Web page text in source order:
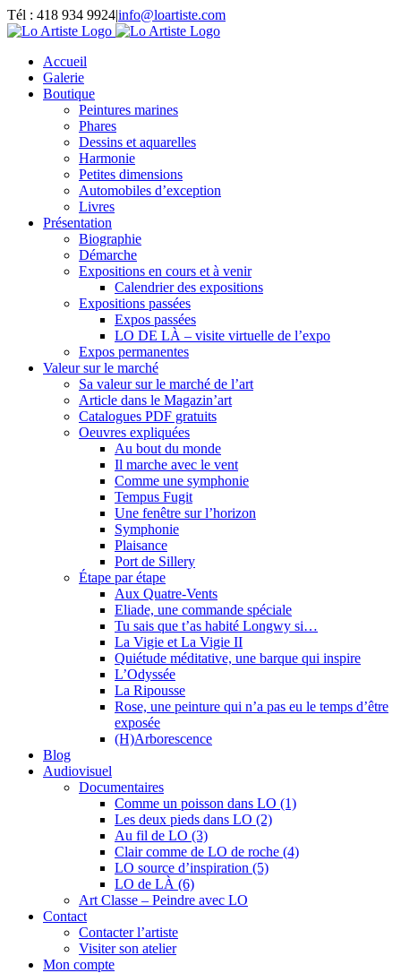
Passer
au
Tél : 418 934 9924|info@loartiste.com
Facebook
Instagram
Email
Pinterest
YouTube
Accueil
Galerie
Boutique
Peintures marines
Phares
Dessins et aquarelles
Harmonie
Petites dimensions
Automobiles d’exception
Livres
Présentation
Biographie
Démarche
Expositions en cours et à venir
Calendrier des expositions
Expositions passées
Expos passées
LO DE LÀ – visite virtuelle de l’expo
Expos permanentes
Valeur sur le marché
Sa valeur sur le marché de l’art
Article dans le Magazin’art
Catalogues PDF gratuits
Oeuvres expliquées
Au bout du monde
Il marche avec le vent
Comme une symphonie
Tempus Fugit
Une fenêtre sur l’horizon
Symphonie
Plaisance
Port de Sillery
Étape par étape
Aux Quatre-Vents
Eliade, une commande spéciale
Tu sais que t’as habité Longwy si…
La Vigie et La Vigie II
Quiétude méditative, une barque qui inspire
L’Odyssée
La Ripousse
Rose, une peinture qui n’a pas eu le temps d’être
exposée
(H)Arborescence
Blog
Audiovisuel
Documentaires
Comme un poisson dans LO (1)
Les deux pieds dans LO (2)
Au fil de LO (3)
Clair comme de LO de roche (4)
LO source d’inspiration (5)
LO de LÀ (6)
Art Classe – Peindre avec LO
Contact
Contacter l’artiste
Visiter son atelier
Mon compte